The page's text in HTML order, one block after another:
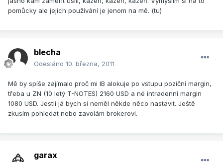
pomůcky ale jejich používání je jenom na mě. (tu)
blecha
Odesláno 10. března, 2011
Mě by spíše zajímalo proč mi IB alokuje po vstupu poziční margin,
třeba u ZN (10 letý T-NOTES) 2160 USD a né intradenní margin
1080 USD. Jestli já bych si neměl někde něco nastavit. Ještě
zkusím pohledat nebo zavolám brokerovi.
garax